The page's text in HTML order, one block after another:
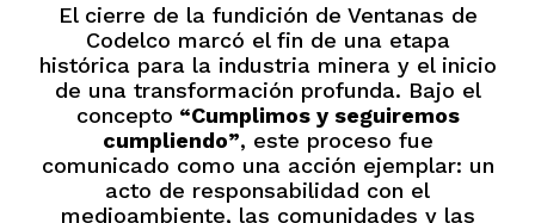
El cierre de la fundición de Ventanas de
Codelco marcó el fin de una etapa
histórica para la industria minera y el inicio
de una transformación profunda. Bajo el
concepto “Cumplimos y seguiremos
cumpliendo”, este proceso fue
comunicado como una acción ejemplar: un
acto de responsabilidad con el
medioambiente, las comunidades y las